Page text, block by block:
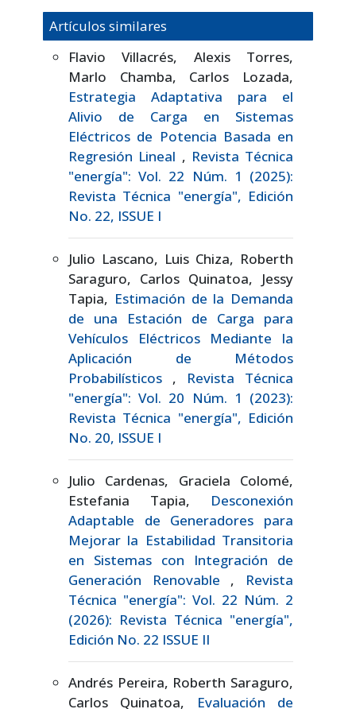
Artículos similares
Flavio Villacrés, Alexis Torres,
Marlo Chamba, Carlos Lozada,
Estrategia Adaptativa para el
Alivio de Carga en Sistemas
Eléctricos de Potencia Basada en
Regresión Lineal , Revista Técnica
"energía": Vol. 22 Núm. 1 (2025):
Revista Técnica "energía", Edición
No. 22, ISSUE I
Julio Lascano, Luis Chiza, Roberth
Saraguro, Carlos Quinatoa, Jessy
Tapia, Estimación de la Demanda
de una Estación de Carga para
Vehículos Eléctricos Mediante la
Aplicación de Métodos
Probabilísticos , Revista Técnica
"energía": Vol. 20 Núm. 1 (2023):
Revista Técnica "energía", Edición
No. 20, ISSUE I
Julio Cardenas, Graciela Colomé,
Estefania Tapia, Desconexión
Adaptable de Generadores para
Mejorar la Estabilidad Transitoria
en Sistemas con Integración de
Generación Renovable , Revista
Técnica "energía": Vol. 22 Núm. 2
(2026): Revista Técnica "energía",
Edición No. 22 ISSUE II
Andrés Pereira, Roberth Saraguro,
Carlos Quinatoa,
Evaluación de